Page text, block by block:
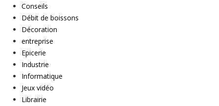
Conseils
Débit de boissons
Décoration
entreprise
Epicerie
Industrie
Informatique
Jeux vidéo
Librairie